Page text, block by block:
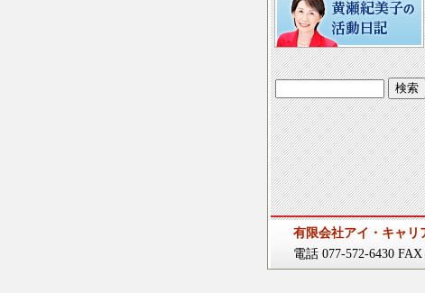
有限会社アイ・キャリ
電話 077-572-6430